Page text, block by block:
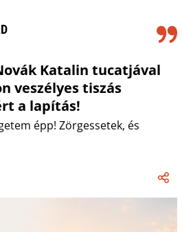
Katalin tucatjával
veszélyes tiszás
a lapítás!
épp! Zörgessetek, és